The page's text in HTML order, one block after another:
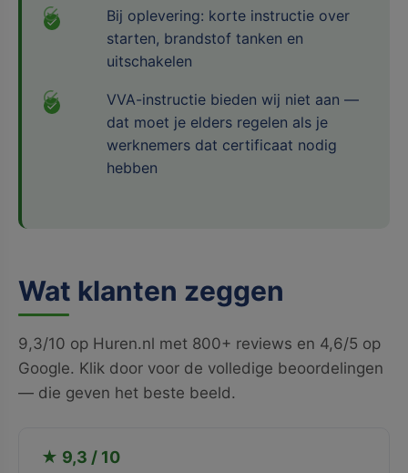
Bij oplevering: korte instructie over
starten, brandstof tanken en
uitschakelen
VVA-instructie bieden wij niet aan —
dat moet je elders regelen als je
werknemers dat certificaat nodig
hebben
Wat klanten zeggen
9,3/10 op Huren.nl met 800+ reviews en 4,6/5 op
Google. Klik door voor de volledige beoordelingen
— die geven het beste beeld.
★ 9,3 / 10